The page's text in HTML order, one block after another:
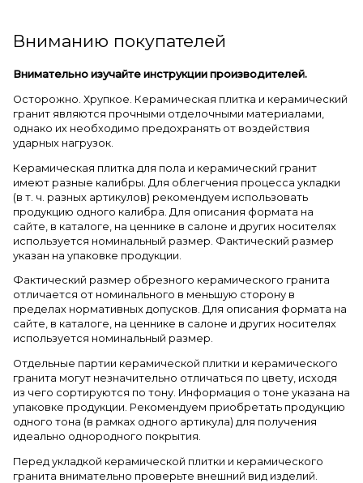
Вниманию покупателей
Внимательно изучайте инструкции производителей.
Осторожно. Хрупкое. Керамическая плитка и керамический
гранит являются прочными отделочными материалами,
однако их необходимо предохранять от воздействия
ударных нагрузок.
Керамическая плитка для пола и керамический гранит
имеют разные калибры. Для облегчения процесса укладки
(в т. ч. разных артикулов) рекомендуем использовать
продукцию одного калибра. Для описания формата на
сайте, в каталоге, на ценнике в салоне и других носителях
используется номинальный размер. Фактический размер
указан на упаковке продукции.
Фактический размер обрезного керамического гранита
отличается от номинального в меньшую сторону в
пределах нормативных допусков. Для описания формата на
сайте, в каталоге, на ценнике в салоне и других носителях
используется номинальный размер.
Отдельные партии керамической плитки и керамического
гранита могут незначительно отличаться по цвету, исходя
из чего сортируются по тону. Информация о тоне указана на
упаковке продукции. Рекомендуем приобретать продукцию
одного тона (в рамках одного артикула) для получения
идеально однородного покрытия.
Перед укладкой керамической плитки и керамического
гранита внимательно проверьте внешний вид изделий.